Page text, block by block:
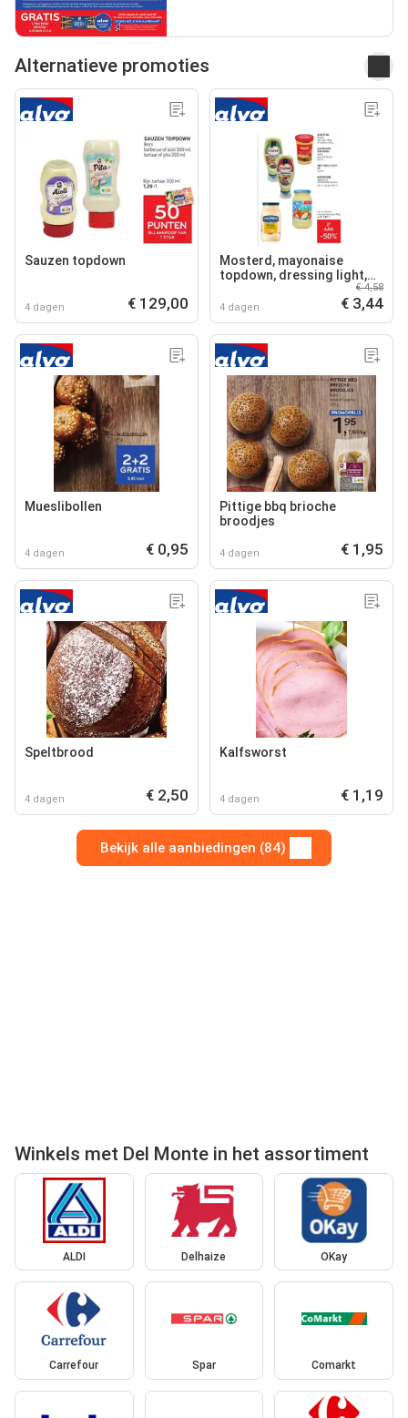
Alternatieve promoties
Sauzen topdown
4 dagen € 129,00
Mosterd, mayonaise
topdown, dressing light,
4 dagen
€ 4,58
€ 3,44
Mueslibollen
4 dagen € 0,95
Pittige bbq brioche
broodjes
4 dagen € 1,95
Speltbrood
4 dagen € 2,50
Kalfsworst
4 dagen € 1,19
Bekijk alle aanbiedingen (84)
Winkels met Del Monte in het assortiment
ALDI Delhaize OKay
Carrefour Spar Comarkt